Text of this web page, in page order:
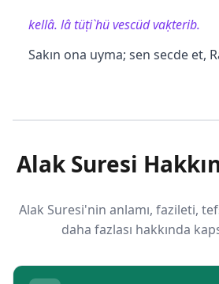
kellâ. lâ tüṭi`hü vescüd vaḳterib.
Sakın ona uyma; sen secde et,
Alak Suresi
Alak Suresi'nin anlamı, fazileti,
daha fazlası hakkında